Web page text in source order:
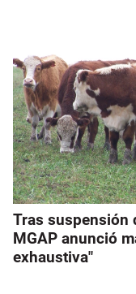
Tras suspensión
MGAP anunció
exhaustiva"